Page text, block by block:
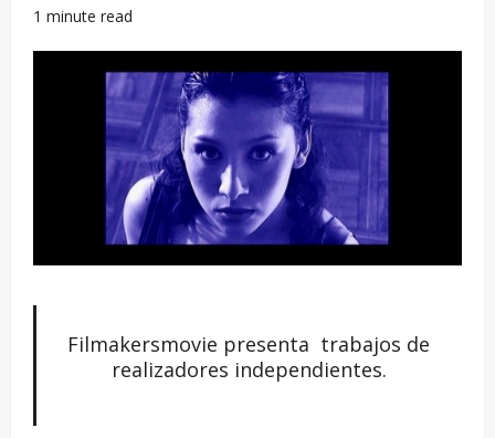
1 minute read
Filmakersmovie presenta trabajos de
realizadores independientes.